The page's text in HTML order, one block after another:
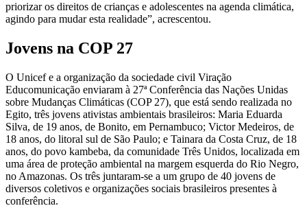
priorizar os direitos de crianças e adolescentes na agenda climática,
agindo para mudar esta realidade”, acrescentou.
Jovens na COP 27
O Unicef e a organização da sociedade civil Viração
Educomunicação enviaram à 27ª Conferência das Nações Unidas
sobre Mudanças Climáticas (COP 27), que está sendo realizada no
Egito, três jovens ativistas ambientais brasileiros: Maria Eduarda
Silva, de 19 anos, de Bonito, em Pernambuco; Victor Medeiros, de
18 anos, do litoral sul de São Paulo; e Tainara da Costa Cruz, de 18
anos, do povo kambeba, da comunidade Três Unidos, localizada em
uma área de proteção ambiental na margem esquerda do Rio Negro,
no Amazonas. Os três juntaram-se a um grupo de 40 jovens de
diversos coletivos e organizações sociais brasileiros presentes à
conferência.